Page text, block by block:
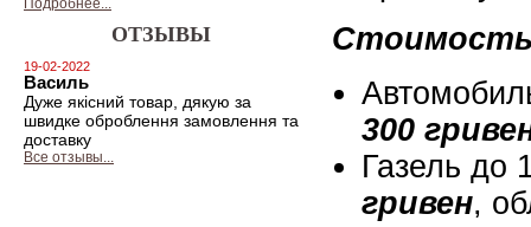
Подробнее...
ОТЗЫВЫ
19-02-2022
Василь
Дуже якiсний товар, дякую за
швидке оброблення замовлення та
доставку
Все отзывы...
Стоимость
300
Газель до
гривен,